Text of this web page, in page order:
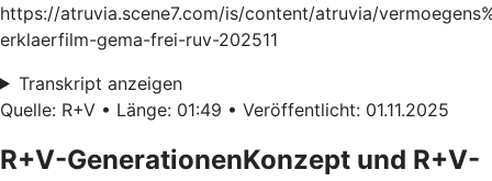
https://atruvia.scene7.com/is/content/atruvia/
erklaerfilm-gema-frei-ruv-202511
Transkript anzeigen
Quelle: R+V • Länge: 01:49 • Veröffentlicht: 01.11.2025
R+V-GenerationenKonzept und R+V-